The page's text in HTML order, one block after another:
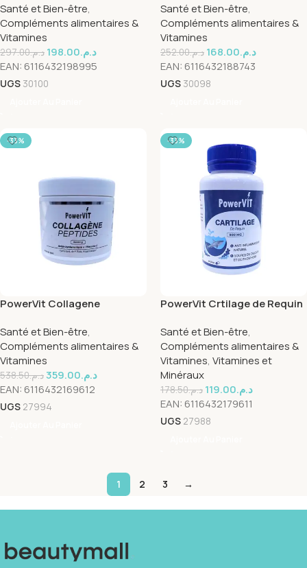
Santé et Bien-être,
Compléments alimentaires &
Vitamines
د.م.297.00 د.م.198.00
EAN: 6116432198995
UGS 30100
Santé et Bien-être,
Compléments alimentaires &
Vitamines
د.م.252.00 د.م.168.00
EAN: 6116432188743
UGS 30098
-33%
PowerVit Collagene
Santé et Bien-être,
Compléments alimentaires &
Vitamines
د.م.538.50 د.م.359.00
EAN: 6116432169612
UGS 27994
-33%
PowerVit Crtilage de Requin
Santé et Bien-être,
Compléments alimentaires &
Vitamines, Vitamines et
Minéraux
د.م.178.50 د.م.119.00
EAN: 6116432179611
UGS 27988
1 2 3 →